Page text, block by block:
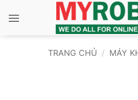
qua
TRANG CHỦ / MÁY